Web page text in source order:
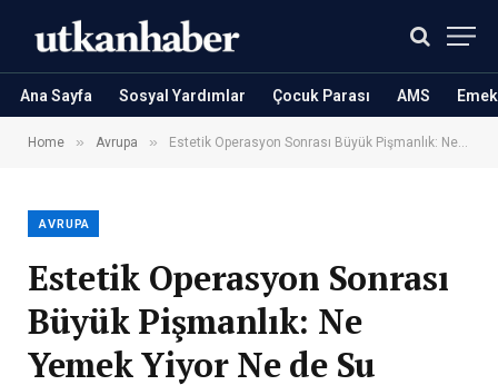
Ana Sayfa Sosyal Yardımlar Çocuk Parası AMS
Home » Avrupa » Estetik Operasyon Sonrası Büyük Pişmanlık: Ne Yemek Yiyor Ne de Su İçebiliyor!
AVRUPA
Estetik Operasyon Sonrası
Büyük Pişmanlık: Ne
Yemek Yiyor Ne de Su